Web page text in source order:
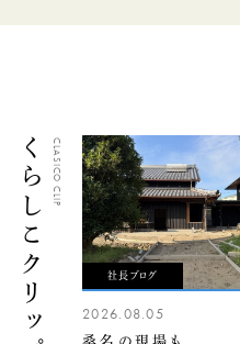
くらしこクリップCLASICO CLIP
社長ブログ
2026.08.05